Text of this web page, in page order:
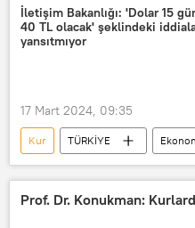
Merkez Bankası
PPK
Enflasyon
İletişim Bakanlığı: 'Dolar 15
40 TL olacak' şeklindeki
yansıtmıyor
17 Mart 2024, 09:35
Kur TÜRKİYE
Dolar
Dolar/TL
İletişim Bakanı
Prof. Dr. Konukman: